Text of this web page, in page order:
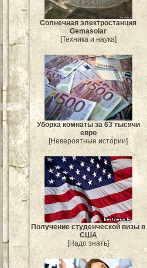
Солнечная электростанция
Gemasolar
[Техника и наука]
Уборка комнаты за 63 тысячи
евро
[Невероятные истории]
Получение студенческой визы в
США
[Надо знать]